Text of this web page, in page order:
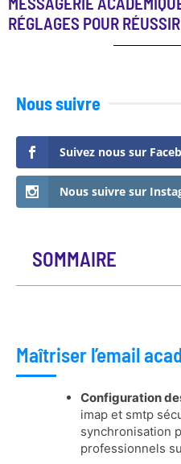
RÉGLAGES POUR
Nous suivre
Suivez nous sur
Nous suivre sur
SOMMAIRE
Maîtriser l’email
Configuration
imap et smtp
synchronisation
professionnels